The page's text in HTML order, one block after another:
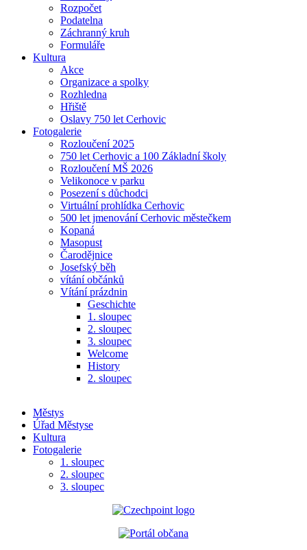
Rozpočet
Podatelna
Záchranný kruh
Formuláře
Kultura
Akce
Organizace a spolky
Rozhledna
Hřiště
Oslavy 750 let Cerhovic
Fotogalerie
Rozloučení 2025
750 let Cerhovic a 100 Základní školy
Rozloučení MŠ 2026
Velikonoce v parku
Posezení s důchodci
Virtuální prohlídka Cerhovic
500 let jmenování Cerhovic městečkem
Kopaná
Masopust
Čarodějnice
Josefský běh
vítání občánků
Vítání prázdnin
Geschichte
1. sloupec
2. sloupec
3. sloupec
Welcome
History
2. sloupec
Městys
Úřad Městyse
Kultura
Fotogalerie
1. sloupec
2. sloupec
3. sloupec